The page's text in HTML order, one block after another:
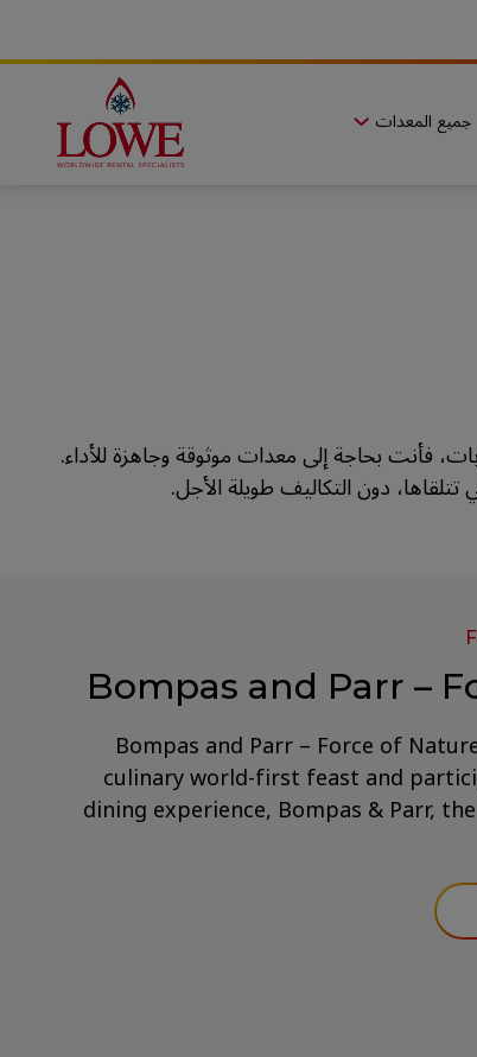
جميع المعدات
فأنت بحاجة إلى معدات موثوقة وجاهزة للأداء.
تتلقاها، دون التكاليف طويلة الأجل.
Bompas and Parr –
Bompas and Parr – Force of
culinary world-first feast and
dining experience, Bompas & Parr,